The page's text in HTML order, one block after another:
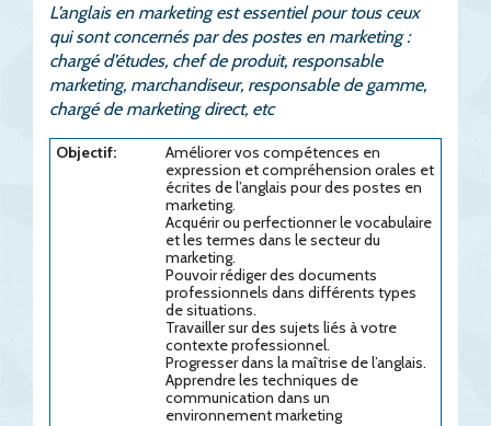
L’anglais en marketing est essentiel pour tous ceux
qui sont concernés par des postes en marketing :
chargé d’études, chef de produit, responsable
marketing, marchandiseur, responsable de gamme,
chargé de marketing direct, etc
Objectif:
Améliorer vos compétences en
expression et compréhension orales et
écrites de l’anglais pour des postes en
marketing.
Acquérir ou perfectionner le vocabulaire
et les termes dans le secteur du
marketing.
Pouvoir rédiger des documents
professionnels dans différents types
de situations.
Travailler sur des sujets liés à votre
contexte professionnel.
Progresser dans la maîtrise de l’anglais.
Apprendre les techniques de
communication dans un
environnement marketing